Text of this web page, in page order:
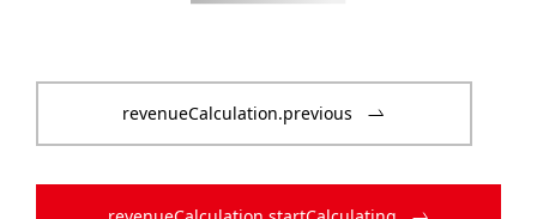
revenueCalculation.previous